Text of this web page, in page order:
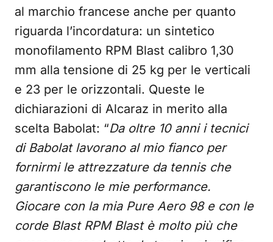
al marchio francese anche per quanto
riguarda l’incordatura: un sintetico
monofilamento RPM Blast calibro 1,30
mm alla tensione di 25 kg per le verticali
e 23 per le orizzontali. Queste le
dichiarazioni di Alcaraz in merito alla
scelta Babolat: “Da oltre 10 anni i tecnici
di Babolat lavorano al mio fianco per
fornirmi le attrezzature da tennis che
garantiscono le mie performance.
Giocare con la mia Pure Aero 98 e con le
corde Blast RPM Blast è molto più che